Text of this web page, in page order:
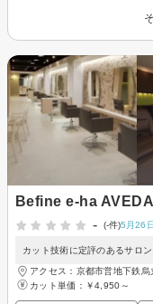
Befine e-ha AVEDA
-
(-件)5月26
カット技術に定評のあるサロ
アクセス：京都市営地下鉄
カット単価： ￥4,950～